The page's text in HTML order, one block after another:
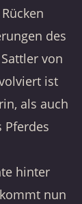
des
von
ist
als auch
Pferdes
hinter
nun